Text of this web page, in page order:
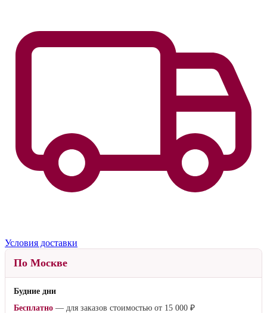
Условия доставки
По Москве
Будние дни
Бесплатно — для заказов стоимостью от 15 000 ₽